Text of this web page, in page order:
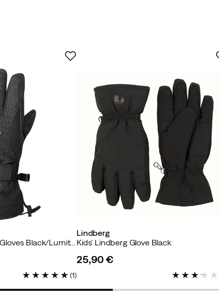
Juniors' Reflective II Gloves Black/Lumite/Black
(1)
Lindberg
Kids' Lindberg Glove Black
25,90 €